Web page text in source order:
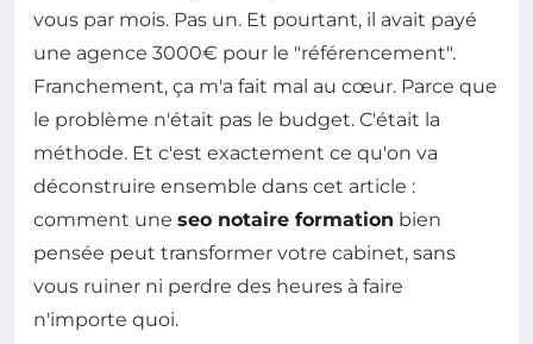
vous par mois. Pas un. Et pourtant, il avait payé
une agence 3000€ pour le "référencement".
Franchement, ça m'a fait mal au cœur. Parce que
le problème n'était pas le budget. C'était la
méthode. Et c'est exactement ce qu'on va
déconstruire ensemble dans cet article :
comment une seo notaire formation bien
pensée peut transformer votre cabinet, sans
vous ruiner ni perdre des heures à faire
n'importe quoi.